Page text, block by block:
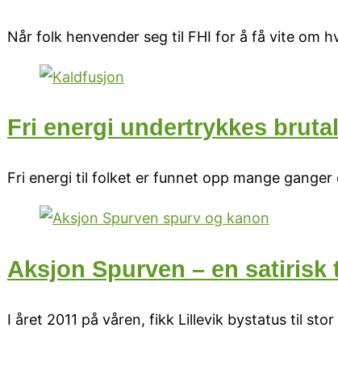
Når folk henvender seg til FHI for å få vite om
Fri energi undertrykkes
Fri energi til folket er funnet opp mange
Aksjon Spurven – en
I året 2011 på våren, fikk Lillevik bystatus til